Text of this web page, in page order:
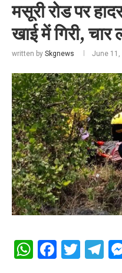
मसूरी रोड पर
खाई में गिरी, चार
written by Skgnews June 11,
WhatsApp